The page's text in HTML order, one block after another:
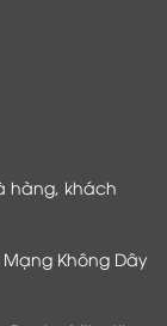
hàng, khách
Mạng Không Dây